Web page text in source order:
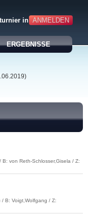
ANMELDEN
in VÖHL 2019
ERGEBNISSE
von Reth-Schlosser,Gisela / Z:
B: Voigt,Wolfgang / Z: